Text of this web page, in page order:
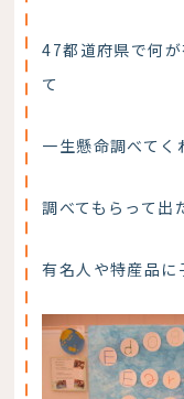
47都道府県で何
て
一生懸命調べてく
調べてもらって出
有名人や特産品に